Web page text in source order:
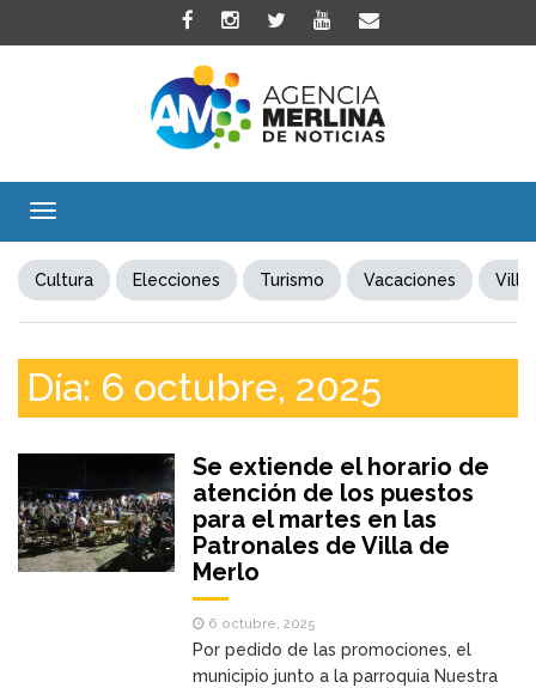
Toggle
Cultura Elecciones Turismo Vacaciones Villa
Día: 6 octubre, 2025
Se extiende el horario de
atención de los puestos
para el martes en las
Patronales de Villa de
Merlo
6 octubre, 2025
Por pedido de las promociones, el
municipio junto a la parroquia Nuestra